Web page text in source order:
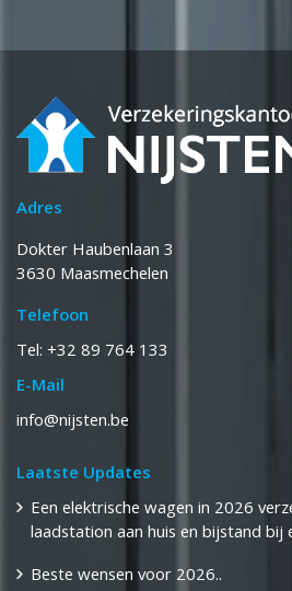
Adres
Dokter Haubenlaan 3
3630 Maasmechelen
Telefoon
Tel: +32 89 764 133
E-Mail
info@nijsten.be
Laatste Updates
Een elektrische wagen in 2026
laadstation aan huis en bijstand bij
Beste wensen voor 2026..